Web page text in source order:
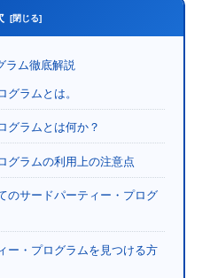
ラム徹底解説
グラムとは。
グラムとは何か？
グラムの利用上の注意点
のサードパーティー・プログ
ー・プログラムを見つける方